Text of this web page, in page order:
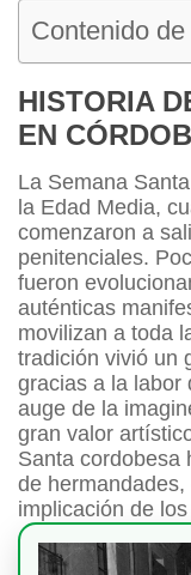
Contenido
HISTORIA
EN
La Semana
la Edad Media,
comenzaron a
penitenciales.
fueron
auténticas
movilizan a toda
tradición vivió un
gracias a la labor
auge de la
gran valor
Santa cordobesa
de
implicación de